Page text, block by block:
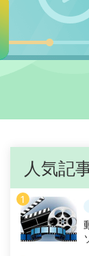
人気記
1